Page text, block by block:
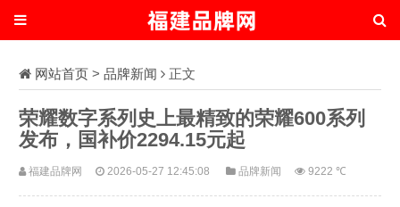
网站首页 > 品牌新闻 正文
荣耀数字系列史上最精致的荣耀600系列
发布，国补价2294.15元起
福建品牌网 2026-05-27 12:45:08 品牌新闻 9222 ℃